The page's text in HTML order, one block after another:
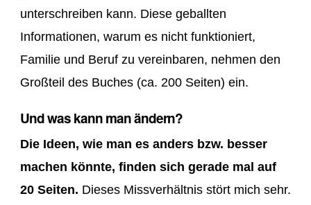
unterschreiben kann. Diese geballten
Informationen, warum es nicht funktioniert,
Familie und Beruf zu vereinbaren, nehmen den
Großteil des Buches (ca. 200 Seiten) ein.
Und was kann man ändern?
Die Ideen, wie man es anders bzw. besser
machen könnte, finden sich gerade mal auf
20 Seiten. Dieses Missverhältnis stört mich sehr.